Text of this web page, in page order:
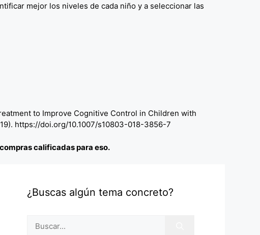
mejor los niveles de cada niño y a seleccionar las
to Improve Cognitive Control in Children with
https://doi.org/10.1007/s10803-018-3856-7
calificadas para eso.
¿Buscas algún tema concreto?